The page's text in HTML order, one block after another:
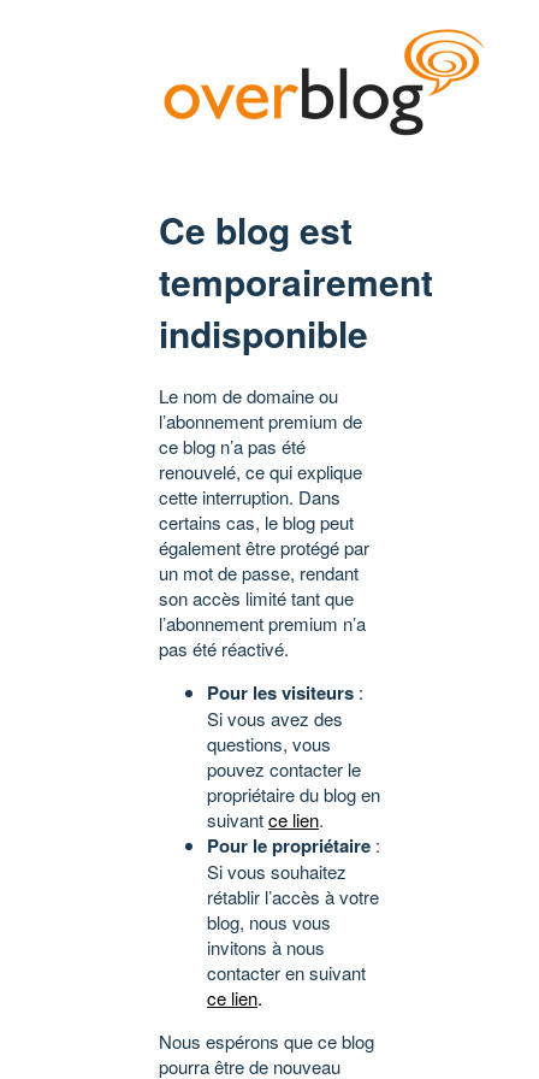
Ce blog est
temporairement
indisponible
Le nom de domaine ou
l’abonnement premium de
ce blog n’a pas été
renouvelé, ce qui explique
cette interruption. Dans
certains cas, le blog peut
également être protégé par
un mot de passe, rendant
son accès limité tant que
l’abonnement premium n’a
pas été réactivé.
Pour les visiteurs :
Si vous avez des
questions, vous
pouvez contacter le
propriétaire du blog en
suivantce lien.
Pour le propriétaire :
Si vous souhaitez
rétablir l’accès à votre
blog, nous vous
invitons à nous
contacter en suivant
ce lien.
Nous espérons que ce blog
pourra être de nouveau